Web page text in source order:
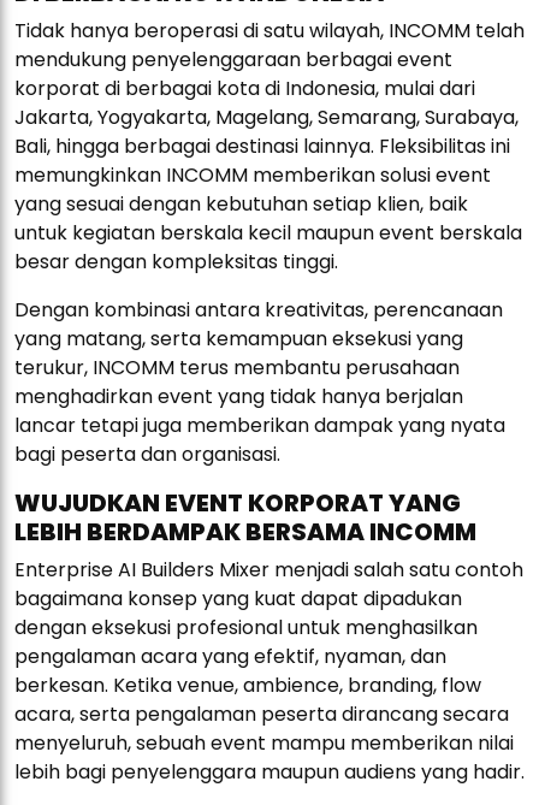
Tidak hanya beroperasi di satu wilayah, INCOMM telah
mendukung penyelenggaraan berbagai event
korporat di berbagai kota di Indonesia, mulai dari
Jakarta, Yogyakarta, Magelang, Semarang, Surabaya,
Bali, hingga berbagai destinasi lainnya. Fleksibilitas ini
memungkinkan INCOMM memberikan solusi event
yang sesuai dengan kebutuhan setiap klien, baik
untuk kegiatan berskala kecil maupun event berskala
besar dengan kompleksitas tinggi.
Dengan kombinasi antara kreativitas, perencanaan
yang matang, serta kemampuan eksekusi yang
terukur, INCOMM terus membantu perusahaan
menghadirkan event yang tidak hanya berjalan
lancar tetapi juga memberikan dampak yang nyata
bagi peserta dan organisasi.
WUJUDKAN EVENT KORPORAT YANG
LEBIH BERDAMPAK BERSAMA INCOMM
Enterprise AI Builders Mixer menjadi salah satu contoh
bagaimana konsep yang kuat dapat dipadukan
dengan eksekusi profesional untuk menghasilkan
pengalaman acara yang efektif, nyaman, dan
berkesan. Ketika venue, ambience, branding, flow
acara, serta pengalaman peserta dirancang secara
menyeluruh, sebuah event mampu memberikan nilai
lebih bagi penyelenggara maupun audiens yang hadir.